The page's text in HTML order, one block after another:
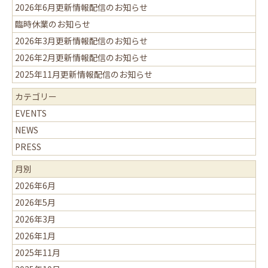
2026年6月更新情報配信のお知らせ
臨時休業のお知らせ
2026年3月更新情報配信のお知らせ
2026年2月更新情報配信のお知らせ
2025年11月更新情報配信のお知らせ
カテゴリー
EVENTS
NEWS
PRESS
月別
2026年6月
2026年5月
2026年3月
2026年1月
2025年11月